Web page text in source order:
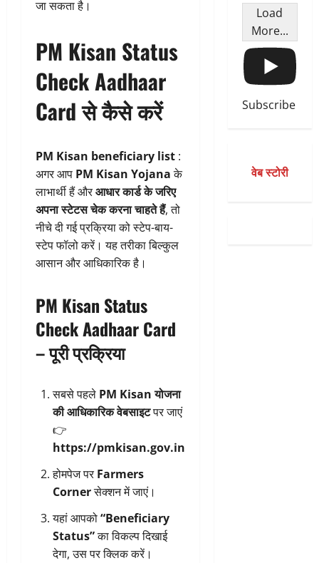
जा सकता है।
PM Kisan Status
Check Aadhaar
Card से कैसे करें
PM Kisan beneficiary list :
अगर आप PM Kisan Yojanaके
लाभार्थी हैं औरआधार कार्ड के जरिए
अपना स्टेटस चेक करना चाहते हैं, तो
नीचे दी गई प्रक्रिया को स्टेप-बाय-
स्टेप फॉलो करें। यह तरीका बिल्कुल
आसान और आधिकारिक है।
PM Kisan Status
Check Aadhaar Card
– पूरी प्रक्रिया
सबसे पहले PM Kisan योजना
की आधिकारिक वेबसाइटपर जाएं
👉
https://pmkisan.gov.in
होमपेज पर Farmers
Cornerसेक्शन में जाएं।
यहां आपको“Beneficiary
Status”का विकल्प दिखाई
देगा, उस पर क्लिक करें।
Load
More...
Subscribe
वेब स्टोरी